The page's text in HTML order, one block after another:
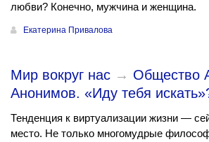
любви? Конечно, мужчина и женщина.
Екатерина Привалова
Мир вокруг нас → Общество
Анонимов. «Иду тебя
Тенденция к виртуализации жизни —
место. Не только многомудрые